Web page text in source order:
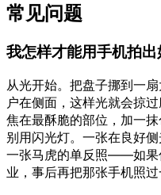
常见问题
我怎样才能用手机拍
从光开始。把盘子挪到一
户在侧面，这样光就会掠
焦在最酥脆的部位，加一
别用闪光灯。一张在良好
一张马虎的单反照——如果
业，事后再把那张手机照过